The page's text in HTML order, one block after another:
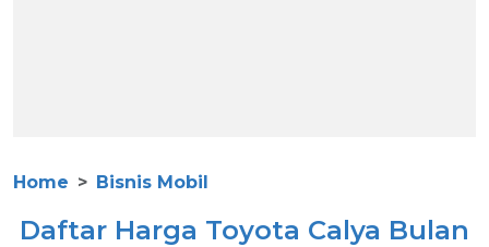
Home Bisnis Mobil
Daftar Harga Toyota Calya Bulan